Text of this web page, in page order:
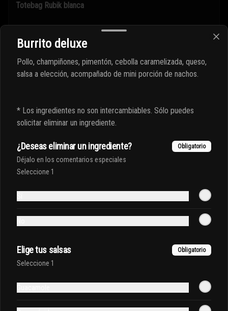
Totebag Rubik blanca
$6.000
Conócenos
Zona de despacho
Términos y condiciones
Política de privacidad
Redes sociales
Burrito deluxe
Pollo, champiñones, pimentón, cebolla caramelizada, queso,
salsa a elección, acompañado de mini porción de nachos.
* Los ingredientes no son intercambiables. Sólo puedes
solicitar eliminar un ingrediente.
¿Deseas eliminar un ingrediente? Obligatorio
Déjalo en los comentarios especiales
Seleccione 1
Elige tus salsas Obligatorio
Seleccione 1